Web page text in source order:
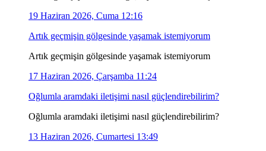
19 Haziran 2026, Cuma 12:16
Artık geçmişin gölgesinde yaşamak istemiyorum
Artık geçmişin gölgesinde yaşamak istemiyorum
17 Haziran 2026, Çarşamba 11:24
Oğlumla aramdaki iletişimi nasıl güçlendirebilirim?
Oğlumla aramdaki iletişimi nasıl güçlendirebilirim?
13 Haziran 2026, Cumartesi 13:49